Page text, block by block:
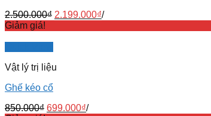
2.500.000₫ 2.199.000₫/
Giảm giá!
Vật lý trị liệu
Ghế kéo cổ
850.000₫ 699.000₫/